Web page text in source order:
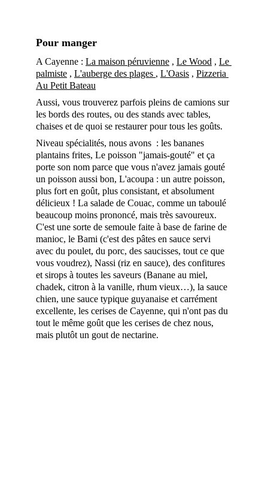
A Cayenne : La maison péruvienne , Le Wood , Le
palmiste , L'auberge des plages , L'Oasis , Pizzeria
Au Petit Bateau
Aussi, vous trouverez parfois pleins de camions sur
les bords des routes, ou des stands avec tables,
chaises et de quoi se restaurer pour tous les goûts.
Niveau spécialités, nous avons  : les bananes
plantains frites, Le poisson "jamais-gouté" et ça
porte son nom parce que vous n'avez jamais gouté
un poisson aussi bon, L'acoupa : un autre poisson,
plus fort en goût, plus consistant, et absolument
délicieux ! La salade de Couac, comme un taboulé
beaucoup moins prononcé, mais très savoureux.
C'est une sorte de semoule faite à base de farine de
manioc, le Bami (c'est des pâtes en sauce servi
avec du poulet, du porc, des saucisses, tout ce que
vous voudrez), Nassi (riz en sauce), des confitures
et sirops à toutes les saveurs (Banane au miel,
chadek, citron à la vanille, rhum vieux…), la sauce
chien, une sauce typique guyanaise et carrément
excellente, les cerises de Cayenne, qui n'ont pas du
tout le même goût que les cerises de chez nous,
mais plutôt un gout de nectarine.
Pour manger